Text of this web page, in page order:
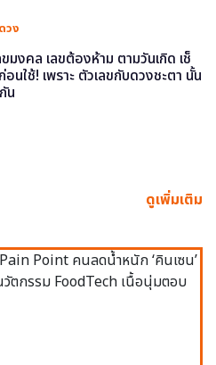
วง
ขมงคล เลขต้องห้าม ตามวันเกิด เช็
อนใช้! เพราะ ตัวเลขกับดวงชะตา นั้น
น
ดูเพิ่มเติม